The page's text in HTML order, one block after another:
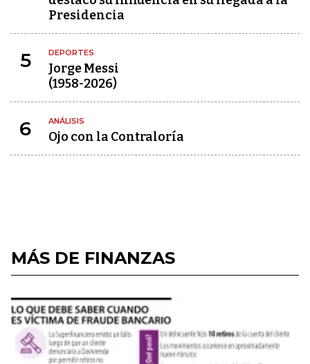
Presidencia
5 DEPORTES
Jorge Messi
(1958-2026)
6 ANÁLISIS
Ojo con la Contraloría
MÁS DE FINANZAS